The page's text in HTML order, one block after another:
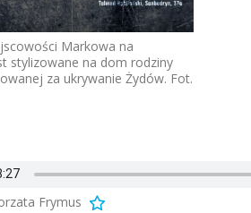
Markowa na
stylizowane na dom rodziny
za ukrywanie Żydów. Fot.
Frymus